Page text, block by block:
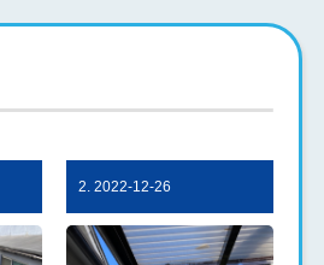
2. 2022-12-26